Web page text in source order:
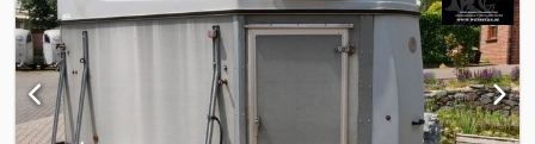
cavalli Böckmann Comfort Esprit! Dimensioni interne: 3265 x 1650
x 2300 mm L.P.A. Peso lordo del veicolo: 2,4 t 2 cavalli + selleria
Ammortizzatori delle ruote Cappuccio in poliestere/fiocco in
poliestere argento metallizzato Piastra di protezione in plastica
Gomma sullo sportello di carico (fascia di gradino integrata) 1
giorno = 60€ 2 giorni = 55€ al giorno 3 giorni = 50€ al giorno 4